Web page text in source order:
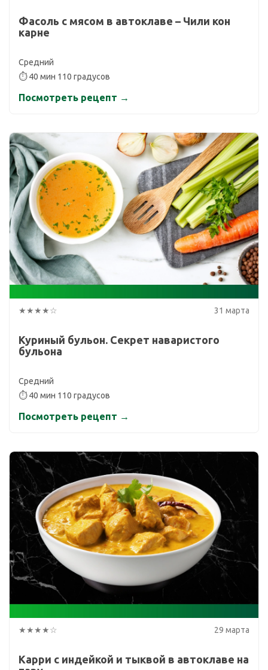
Фасоль с мясом в автоклаве – Чили кон
карне
Средний
⏱ 40 мин 110 градусов
Посмотреть рецепт →
★★★★☆ 31 марта
Куриный бульон. Секрет наваристого
бульона
Средний
⏱ 40 мин 110 градусов
Посмотреть рецепт →
★★★★☆ 29 марта
Карри с индейкой и тыквой в автоклаве на